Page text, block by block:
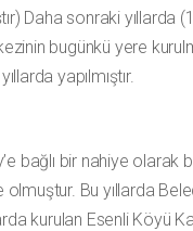
Daha sonraki
bugünkü yere
yapılmıştır.
bağlı bir nahiye
olmuştur. Bu yıllarda
kurulan Esenli Köyü